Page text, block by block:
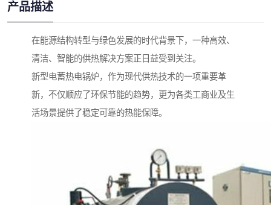
产品描述
在能源结构转型与绿色发展的时代背景下，一种高效、
清洁、智能的供热解决方案正日益受到关注。
新型电蓄热电锅炉，作为现代供热技术的一项重要革
新，不仅顺应了环保节能的趋势，更为各类工商业及生
活场景提供了稳定可靠的热能保障。